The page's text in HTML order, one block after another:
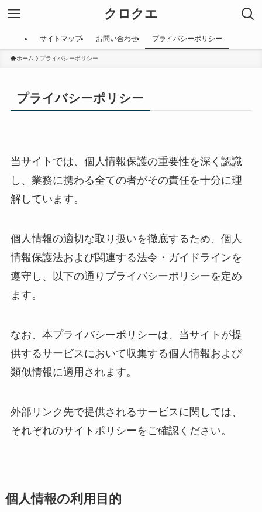
クロクエ
サイトマップ お問い合わせ プライバシーポリシー
ホーム プライバシーポリシー
プライバシーポリシー
当サイトでは、個人情報保護の重要性を深く認識
し、業務に携わる全ての者がその責任を十分に理
解しています。
個人情報の適切な取り扱いを徹底するため、個人
情報保護法および関連する法令・ガイドラインを
遵守し、以下の通りプライバシーポリシーを定め
ます。
なお、本プライバシーポリシーは、当サイトが提
供するサービスにおいて収集する個人情報および
類似情報に適用されます。
外部リンク先で提供されるサービスに関しては、
それぞれのサイトポリシーをご確認ください。
個人情報の利用目的